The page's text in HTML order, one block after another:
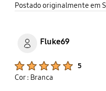
Postado originalmente em
Fluke69
5
Cor : Branca